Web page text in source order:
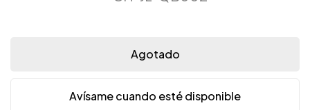
Agotado
Avísame cuando esté disponible